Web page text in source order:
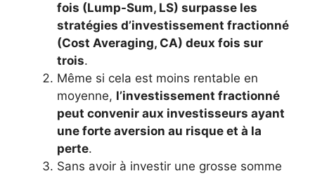
fois (Lump-Sum, LS) surpasse les
stratégies d’investissement fractionné
(Cost Averaging, CA) deux fois sur
trois.
Même si cela est moins rentable en
moyenne, l’investissement fractionné
peut convenir aux investisseurs ayant
une forte aversion au risque et à la
perte.
Sans avoir à investir une grosse somme